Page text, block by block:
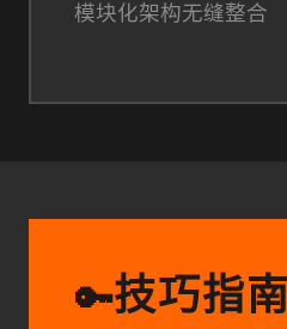
模块化架构无缝整合
🔑技巧指南